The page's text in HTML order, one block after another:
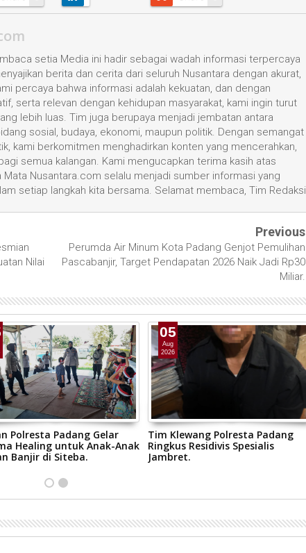
setia Media ini hadir sebagai wadah informasi terpercaya
berita dan cerita dari seluruh Nusantara dengan akurat,
percaya bahwa informasi adalah kekuatan, dan dengan
serta relevan dengan kehidupan masyarakat, kami ingin turut
lebih luas. Tim juga berupaya menjadi jembatan antara
sosial, budaya, ekonomi, maupun politik. Dengan semangat
kami berkomitmen menghadirkan konten yang mencerahkan,
semua kalangan. Kami mengucapkan terima kasih atas
Nusantara.com selalu menjadi sumber informasi yang
setiap langkah kita bersama. Selamat membaca, Tim Redaksi
Nilai
Previous
Perumda Air Minum Kota Padang Genjot Pemulihan
Pascabanjir, Target Pendapatan 2026 Naik Jadi Rp30
Miliar.
Polresta Padang Gelar
Healing untuk Anak-Anak
Banjir di Siteba.
05
Aug
2026
Tim Klewang Polresta Padang
Ringkus Residivis Spesialis
Jambret.